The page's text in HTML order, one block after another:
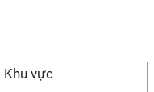
Khu vực